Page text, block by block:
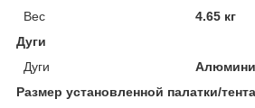
Вес
4.65 кг
Дуги
Дуги
Размер установленной палатки/тента